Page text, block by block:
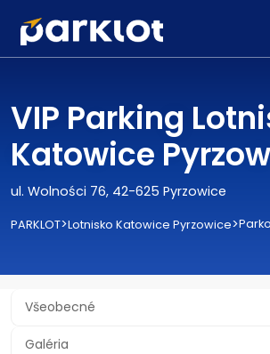
VIP Parking
Katowice
ul. Wolności 76, 42-625 Pyrzowice
PARKLOT>Lotnisko Katowice Pyrzowice>
Všeobecné
Galéria